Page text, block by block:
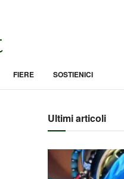
FIERE SOSTIENICI
Ultimi articoli